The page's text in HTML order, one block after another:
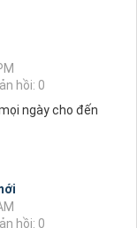
hồi: 0
ngày cho đến
hồi: 0